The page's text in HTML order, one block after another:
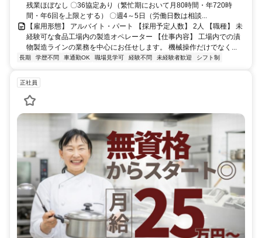
残業ほぼなし 〇36協定あり（繁忙期において月80時間・年720時
間・年6回を上限とする） 〇週4～5日（労働日数は相談...
【雇用形態】 アルバイト・パート 【採用予定人数】 2人 【職種】 未
経験可な食品工場内の製造オペレーター 【仕事内容】 工場内での漬
物製造ラインの業務を中心にお任せします。 機械操作だけでなく...
長期 学歴不問 車通勤OK 職場見学可 経験不問 未経験者歓迎 シフト制
正社員